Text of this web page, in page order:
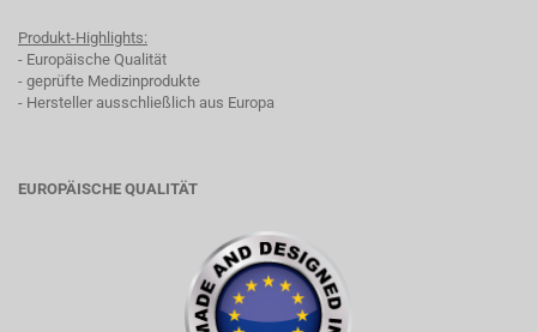
Produkt-Highlights:
- Europäische Qualität
- geprüfte Medizinprodukte
- Hersteller ausschließlich aus Europa
EUROPÄISCHE QUALITÄT